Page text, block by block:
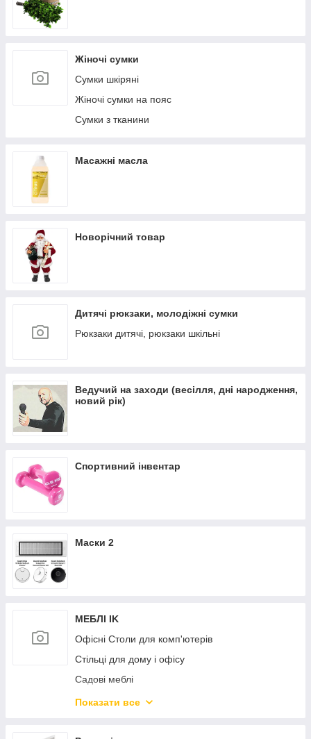
Жіночі сумки
Сумки шкіряні
Жіночі сумки на пояс
Сумки з тканини
Масажні масла
Новорічний товар
Дитячі рюкзаки, молодіжні сумки
Рюкзаки дитячі, рюкзаки шкільні
Ведучий на заходи (весілля, дні народження,
новий рік)
Спортивний інвентар
Маски 2
МЕБЛІ IK
Офісні Столи для комп'ютерів
Стільці для дому і офісу
Садові меблі
Дитяча кімната
Показати все